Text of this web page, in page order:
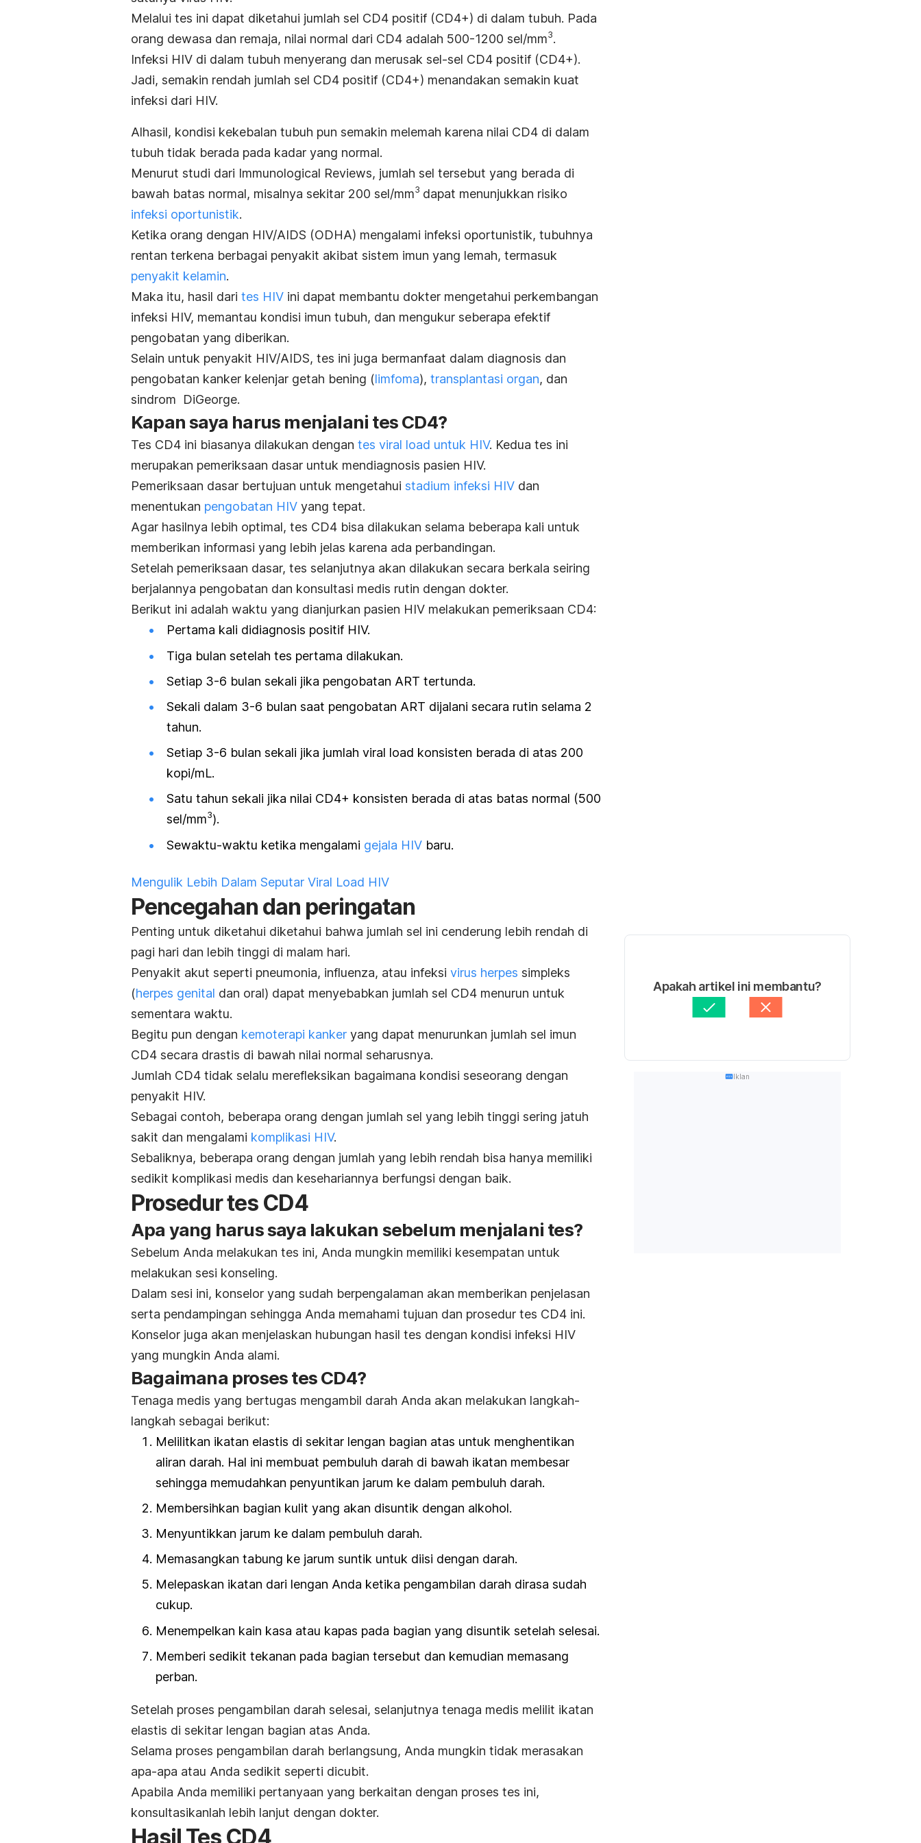
Melalui tes ini dapat diketahui jumlah sel CD4 positif (CD4+) di dalam tubuh. Pada
orang dewasa dan remaja, nilai normal dari CD4 adalah 500-1200 sel/mm3.
Infeksi HIV di dalam tubuh menyerang dan merusak sel-sel CD4 positif (CD4+).
Jadi, semakin rendah jumlah sel CD4 positif (CD4+) menandakan semakin kuat
infeksi dari HIV.
Alhasil, kondisi kekebalan tubuh pun semakin melemah karena nilai CD4 di dalam
tubuh tidak berada pada kadar yang normal.
Menurut studi dari Immunological Reviews, jumlah sel tersebut yang berada di
bawah batas normal, misalnya sekitar 200 sel/mm3 dapat menunjukkan risiko
infeksi oportunistik.
Ketika orang dengan HIV/AIDS (ODHA) mengalami infeksi oportunistik, tubuhnya
rentan terkena berbagai penyakit akibat sistem imun yang lemah, termasuk
penyakit kelamin.
Maka itu, hasil dari tes HIV ini dapat membantu dokter mengetahui perkembangan
infeksi HIV, memantau kondisi imun tubuh, dan mengukur seberapa efektif
pengobatan yang diberikan.
Selain untuk penyakit HIV/AIDS, tes ini juga bermanfaat dalam diagnosis dan
pengobatan kanker kelenjar getah bening (limfoma), transplantasi organ, dan
sindrom DiGeorge.
Kapan saya harus menjalani tes CD4?
Tes CD4 ini biasanya dilakukan dengan tes viral load untuk HIV. Kedua tes ini
merupakan pemeriksaan dasar untuk mendiagnosis pasien HIV.
Pemeriksaan dasar bertujuan untuk mengetahui stadium infeksi HIV dan
menentukan pengobatan HIV yang tepat.
Agar hasilnya lebih optimal, tes CD4 bisa dilakukan selama beberapa kali untuk
memberikan informasi yang lebih jelas karena ada perbandingan.
Setelah pemeriksaan dasar, tes selanjutnya akan dilakukan secara berkala seiring
berjalannya pengobatan dan konsultasi medis rutin dengan dokter.
Berikut ini adalah waktu yang dianjurkan pasien HIV melakukan pemeriksaan CD4:
Pertama kali didiagnosis positif HIV.
Tiga bulan setelah tes pertama dilakukan.
Setiap 3-6 bulan sekali jika pengobatan ART tertunda.
Sekali dalam 3-6 bulan saat pengobatan ART dijalani secara rutin selama 2
tahun.
Setiap 3-6 bulan sekali jika jumlah viral load konsisten berada di atas 200
kopi/mL.
Satu tahun sekali jika nilai CD4+ konsisten berada di atas batas normal (500
sel/mm3).
Sewaktu-waktu ketika mengalami gejala HIV baru.
Mengulik Lebih Dalam Seputar Viral Load HIV
Pencegahan dan peringatan
Penting untuk diketahui diketahui bahwa jumlah sel ini cenderung lebih rendah di
pagi hari dan lebih tinggi di malam hari.
Penyakit akut seperti pneumonia, influenza, atau infeksi virus herpes simpleks
(herpes genital dan oral) dapat menyebabkan jumlah sel CD4 menurun untuk
sementara waktu.
Begitu pun dengan kemoterapi kanker yang dapat menurunkan jumlah sel imun
CD4 secara drastis di bawah nilai normal seharusnya.
Jumlah CD4 tidak selalu merefleksikan bagaimana kondisi seseorang dengan
penyakit HIV.
Sebagai contoh, beberapa orang dengan jumlah sel yang lebih tinggi sering jatuh
sakit dan mengalami komplikasi HIV.
Sebaliknya, beberapa orang dengan jumlah yang lebih rendah bisa hanya memiliki
sedikit komplikasi medis dan kesehariannya berfungsi dengan baik.
Prosedur tes CD4
Apa yang harus saya lakukan sebelum menjalani tes?
Sebelum Anda melakukan tes ini, Anda mungkin memiliki kesempatan untuk
melakukan sesi konseling.
Dalam sesi ini, konselor yang sudah berpengalaman akan memberikan penjelasan
serta pendampingan sehingga Anda memahami tujuan dan prosedur tes CD4 ini.
Konselor juga akan menjelaskan hubungan hasil tes dengan kondisi infeksi HIV
yang mungkin Anda alami.
Bagaimana proses tes CD4?
Tenaga medis yang bertugas mengambil darah Anda akan melakukan langkah-
langkah sebagai berikut:
Melilitkan ikatan elastis di sekitar lengan bagian atas untuk menghentikan
aliran darah. Hal ini membuat pembuluh darah di bawah ikatan membesar
sehingga memudahkan penyuntikan jarum ke dalam pembuluh darah.
Membersihkan bagian kulit yang akan disuntik dengan alkohol.
Menyuntikkan jarum ke dalam pembuluh darah.
Memasangkan tabung ke jarum suntik untuk diisi dengan darah.
Melepaskan ikatan dari lengan Anda ketika pengambilan darah dirasa sudah
cukup.
Menempelkan kain kasa atau kapas pada bagian yang disuntik setelah selesai.
Memberi sedikit tekanan pada bagian tersebut dan kemudian memasang
perban.
Setelah proses pengambilan darah selesai, selanjutnya tenaga medis melilit ikatan
elastis di sekitar lengan bagian atas Anda.
Selama proses pengambilan darah berlangsung, Anda mungkin tidak merasakan
apa-apa atau Anda sedikit seperti dicubit.
Apabila Anda memiliki pertanyaan yang berkaitan dengan proses tes ini,
konsultasikanlah lebih lanjut dengan dokter.
Hasil Tes CD4
Apakah artikel ini membantu?
Iklan